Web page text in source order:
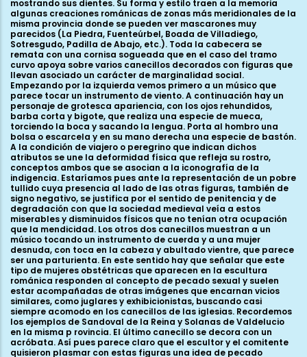
mostrando sus dientes. Su forma y estilo traen a la memoria
algunas creaciones románicas de zonas más meridionales de la
misma provincia donde se pueden ver mascarones muy
parecidos (La Piedra, Fuenteúrbel, Boada de Villadiego,
Sotresgudo, Padilla de Abajo, etc.). Toda la cabecera se
remata con una cornisa sogueada que en el caso del tramo
curvo apoya sobre varios canecillos decorados con figuras que
llevan asociado un carácter de marginalidad social.
Empezando por la izquierda vemos primero a un músico que
parece tocar un instrumento de viento. A continuación hay un
personaje de grotesca apariencia, con los ojos rehundidos,
barba corta y bigote, que realiza una especie de mueca,
torciendo la boca y sacando la lengua. Porta al hombro una
bolsa o escarcela y en su mano derecha una especie de bastón.
A la condición de viajero o peregrino que indican dichos
atributos se une la deformidad física que refleja su rostro,
conceptos ambos que se asocian a la iconografía de la
indigencia. Estaríamos pues ante la representación de un pobre
tullido cuya presencia al lado de las otras figuras, también de
signo negativo, se justifica por el sentido de penitencia y de
degradación con que la sociedad medieval veía a estos
miserables y disminuidos físicos que no tenían otra ocupación
que la mendicidad. Los otros dos canecillos muestran a un
músico tocando un instrumento de cuerda y a una mujer
desnuda, con toca en la cabeza y abultado vientre, que parece
ser una parturienta. En este sentido hay que señalar que este
tipo de mujeres obstétricas que aparecen en la escultura
románica responden al concepto de pecado sexual y suelen
estar acompañadas de otras imágenes que encarnan vicios
similares, como juglares y exhibicionistas, buscando casi
siempre acomodo en los canecillos de las iglesias. Recordemos
los ejemplos de Sandoval de la Reina y Solanas de Valdelucio
en la misma p rovincia. El último canecillo se decora con un
acróbata. Así pues parece claro que el escultor y el comitente
quisieron plasmar con estas figuras una idea de pecado